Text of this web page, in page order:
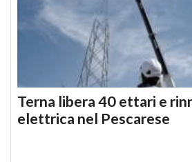
Terna libera 40 ettari e
elettrica nel Pescarese